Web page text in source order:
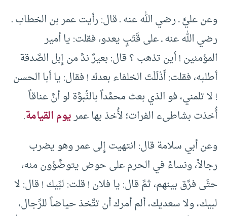
وعن عليٍّ ـ رضي الله عنه ـ قال: رأيت عمر بن الخطاب ـ
رضي الله عنه ـ على قَتَبٍ يعدو، فقلت: يا أمير
المؤمنين ! أين تذهب ؟ قال: بعيرٌ ندَّ من إِبل الصَّدقة
أطلبه، فقلت: أَذْلَلْتَ الخلفاء بعدك ! فقال: يا أبا الحسن
! لا تلمني، فو الذي بعث محمَّداً بالنُّبوَّة لو أنَّ عناقاً
أُخذت بشاطىء الفرات؛ لأُخذ بها عمريوم القيامة.
وعن أبي سلامة قال: انتهيت إِلى عمر وهو يضرب
رجالاً، ونساءً في الحرم على حوض يتوضَّؤون منه،
حتَّى فرَّق بينهم، ثمَّ قال: يا فلان ! قلت: لبَّيك ! قال: لا
لبيك، ولا سعديك، ألم أمرك أن تتَّخذ حياضاً للرِّجال،